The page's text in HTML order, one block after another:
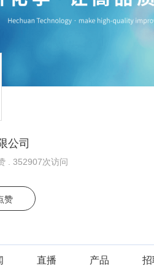
公司
. 352907次访问
赞
直播 产品 招